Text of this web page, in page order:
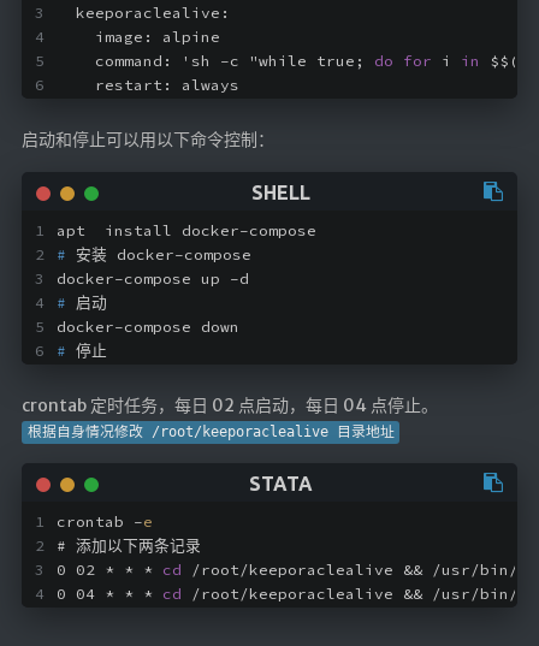
  keeporaclealive:
    image: alpine
    command: 'sh -c "while true;
do for i in
    restart: always
启动和停止可以用以下命令控制：
apt  install docker-compose
# 安装 docker-compose
docker-compose up -d
# 启动
docker-compose down
# 停止
crontab 定时任务，每日 02 点启动，每日 04 点停止。
根据自身情况修改 /root/keeporaclealive 目录地址
crontab -e
# 添加以下两条记录
0 02 * * * cd /root/keeporaclealive && /usr/bin/
0 04 * * * cd /root/keeporaclealive && /usr/bin/
过山车
海洋
蜂巢背景特效
夜色折现效果
🚩合集
技术
⌛时光轴
🎅登录